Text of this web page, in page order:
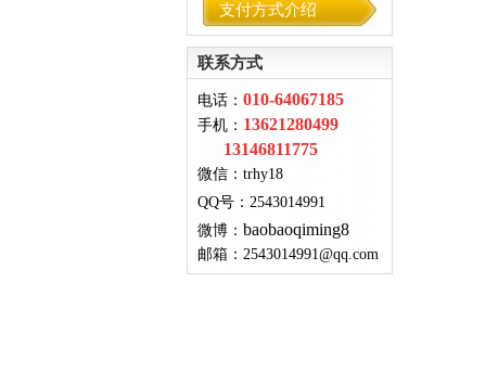
支付方式介绍
联系方式
电话： 010-64067185
手机： 13621280499
13146811775
微信： trhy18
QQ号 ： 2543014991
微博： baobaoqiming8
邮箱： 2543014991@qq.com